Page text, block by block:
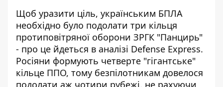
Щоб уразити ціль, українським БПЛА
необхідно було подолати три кільця
протиповітряної оборони ЗРГК "Панцирь"
- про це йдеться в аналізі Defense Express.
Росіяни формують четверте "гігантське"
кільце ППО, тому безпілотникам довелося
подолати аж чотири рубежі, не рахуючи